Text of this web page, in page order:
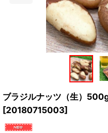
ブラジルナッツ（生）
[20180715003]